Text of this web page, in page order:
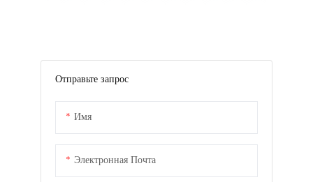
Отправьте запрос
Имя
Электронная Почта